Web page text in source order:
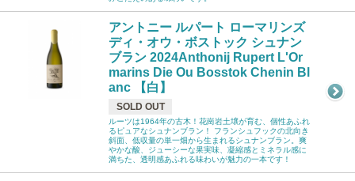
アントニー ルパート ローマリンズ
ディ・オウ・ボストック シュナン
ブラン 2024Anthonij Rupert L'Or
marins Die Ou Bosstok Chenin Bl
anc 【白】
SOLD OUT
ルーツは1964年の古木！花崗岩土壌が育む、個性あふれ
るピュアなシュナンブラン！ フランシュフックの北向き
斜面、低収量の単一畑から生まれるシュナンブラン。爽
やかな酸、ジューシーな果実味、凝縮感とミネラル感に
満ちた、透明感あふれる味わいが魅力の一本です！